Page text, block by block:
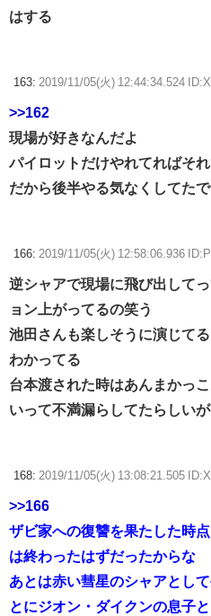
はする
163: 2019/11/05(火) 12:44:34.524
>>162
現場が好きなんだよ
パイロットだけやれてればそ
だから後半やる気なくしてたで
166: 2019/11/05(火) 12:58:06.936
逆シャアで現場に飛び出して
ョン上がってるの笑う
池田さんも楽しそうに演じて
わかってる
台本渡された時はあんまかっ
いって不満漏らしてたらしいが
168: 2019/11/05(火) 13:08:21.505
>>166
ザビ家への復讐を果たした時
は終わったはずだったからな
あとは赤い彗星のシャアとし
とにジオン・ダイクンの息子